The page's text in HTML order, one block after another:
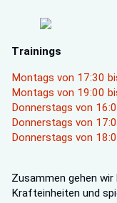
Trainings
Montags von 17:30
Montags von 19:00
Donnerstags von
Donnerstags von
Donnerstags von
Zusammen gehen
Krafteinheiten und